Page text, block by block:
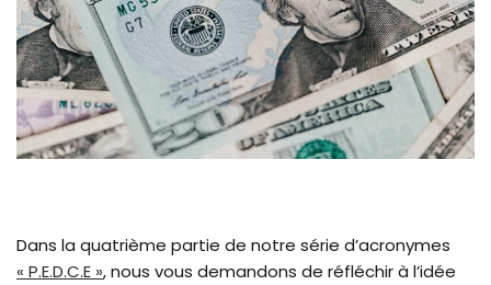
Dans la quatrième partie de notre série d’acronymes
« P.E.D.C.E », nous vous demandons de réfléchir à l’idée